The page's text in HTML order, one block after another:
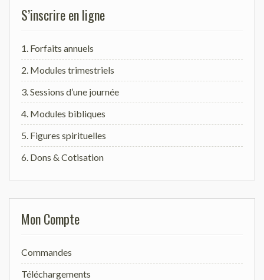
S’inscrire en ligne
1. Forfaits annuels
2. Modules trimestriels
3. Sessions d’une journée
4. Modules bibliques
5. Figures spirituelles
6. Dons & Cotisation
Mon Compte
Commandes
Téléchargements